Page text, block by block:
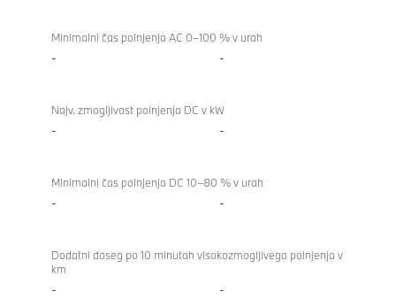
Minimalni čas polnjenja AC 0–100 % v urah
- -
Najv. zmogljivost polnjenja DC v kW
- -
Minimalni čas polnjenja DC 10–80 % v urah
- -
Dodatni doseg po 10 minutah visokozmogljivega polnjenja v
km
- -